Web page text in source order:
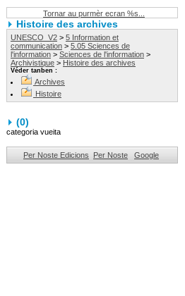
Tornar au purmèr ecran %s...
Histoire des archives
UNESCO_V2 > 5 Information et
communication > 5.05 Sciences de
l'information > Sciences de l'information >
Archivistique > Histoire des archives
Véder tanben :
Archives
Histoire
(0)
categoria vueita
Per Noste Edicions Per Noste Google